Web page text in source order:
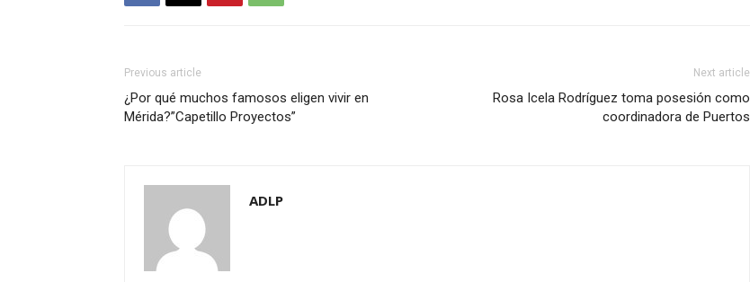
Previous article
¿Por qué muchos famosos eligen vivir en
Mérida?”Capetillo Proyectos”
Next article
Rosa Icela Rodríguez toma posesión como
coordinadora de Puertos
ADLP